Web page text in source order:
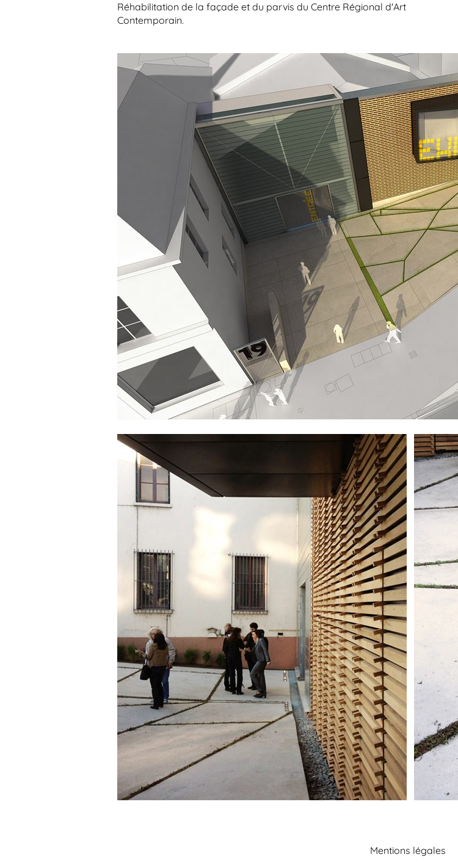
Réhabilitation de la façade et du parvis du Centre Régional d'Art
Contemporain.
Mentions légales